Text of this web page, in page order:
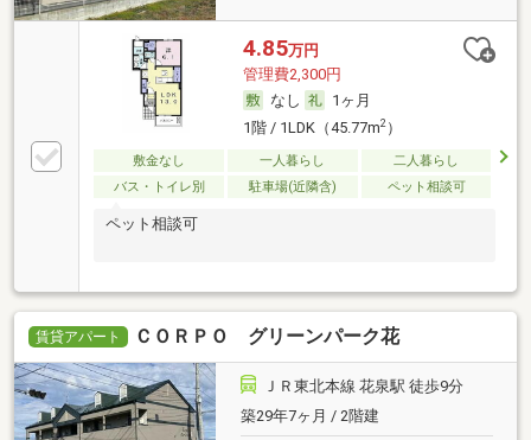
4.85万円
管理費2,300円
なし
1ヶ月
1階 / 1LDK（45.77m2）
敷金なし 一人暮らし
二人暮らし
バス・トイレ別
駐車場(近隣含) ペット相談可
ペット相談可
賃貸アパート ＣＯＲＰＯ グリーンパーク花
ＪＲ東北本線 花泉駅 徒歩9分
築29年7ヶ月 / 2階建